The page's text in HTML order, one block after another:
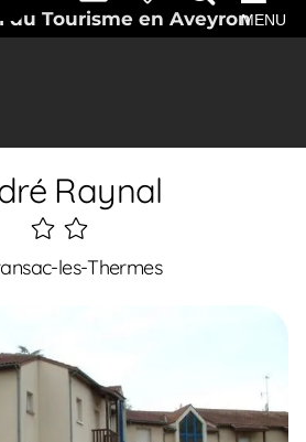
du Tourisme en AveyronMENU
Raynal
2
étoiles
les-Thermes